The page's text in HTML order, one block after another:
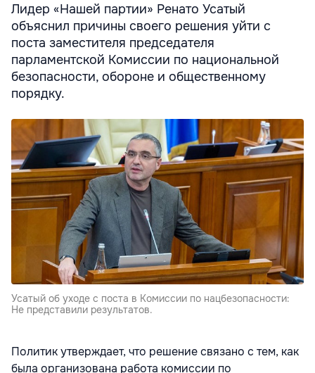
Лидер «Нашей партии» Ренато Усатый
объяснил причины своего решения уйти с
поста заместителя председателя
парламентской Комиссии по национальной
безопасности, обороне и общественному
порядку.
Усатый об уходе с поста в Комиссии по нацбезопасности:
Не представили результатов.
Политик утверждает, что решение связано с тем, как
была организована работа комиссии по